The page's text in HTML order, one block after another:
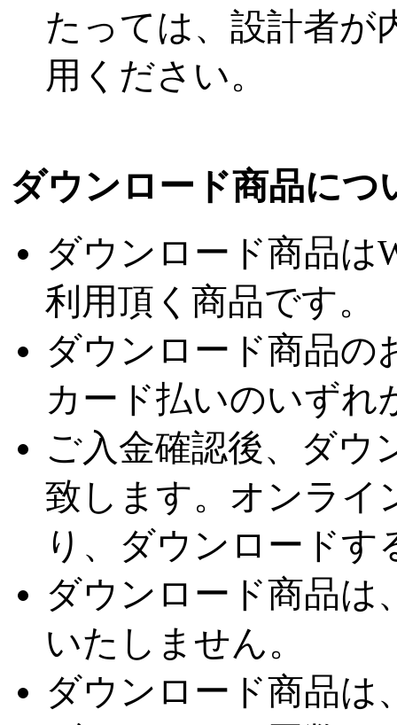
たっては、設計者が
用ください。
ダウンロード商品につ
ダウンロード商品は
利用頂く商品です。
ダウンロード商品の
カード払いのいずれ
ご入金確認後、ダウ
致します。オンライ
り、ダウンロード
ダウンロード商品は
いたしません。
ダウンロード商品は